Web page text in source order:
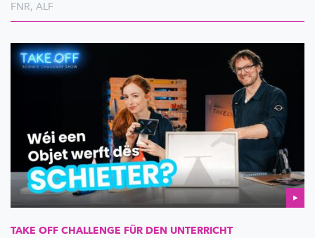
FNR, ALF
TAKE OFF CHALLENGE FÜR DEN UNTERRICHT